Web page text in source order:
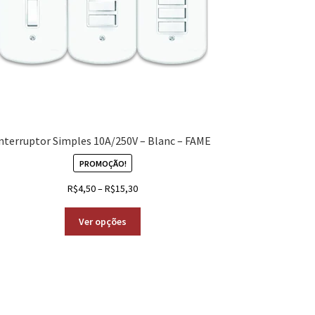
Simples 10A/250V – Blanc – FAME
PROMOÇÃO!
R$4,50–R$15,30
Ver opções